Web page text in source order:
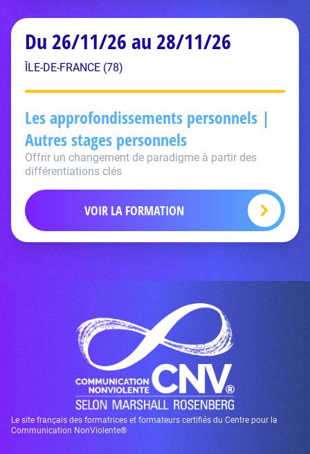
Du 26/11/26 au 28/11/26
ÎLE-DE-FRANCE (78)
Les approfondissements personnels |
Autres stages personnels
Offrir un changement de paradigme à partir des
différentiations clés
VOIR LA FORMATION
Le site français des formatrices et formateurs certifiés du Centre pour la
Communication NonViolente®